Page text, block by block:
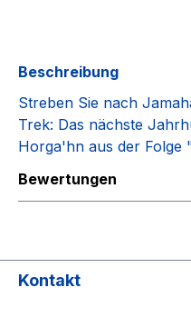
Beschreibung
Streben Sie nach
Trek: Das nächste
Horga'hn aus der Folge
Bewertungen
Kontakt